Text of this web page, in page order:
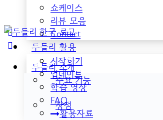
쇼케이스
리뷰 모음
Contact
두들리 활용
시작하기
업데이트
학습 영상
FAQ
활용자료
두들리 소개
주요 기능
장점